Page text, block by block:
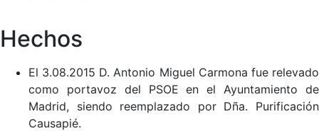
Hechos
El 3.08.2015 D. Antonio Miguel Carmona fue relevado
como portavoz del PSOE en el Ayuntamiento de
Madrid, siendo reemplazado por Dña. Purificación
Causapié.